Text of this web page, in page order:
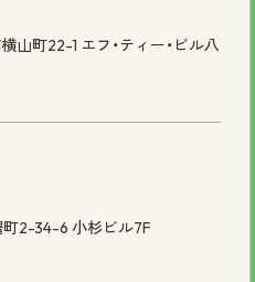
町22-1 エフ・ティー・ビル八
2-34-6 小杉ビル7F